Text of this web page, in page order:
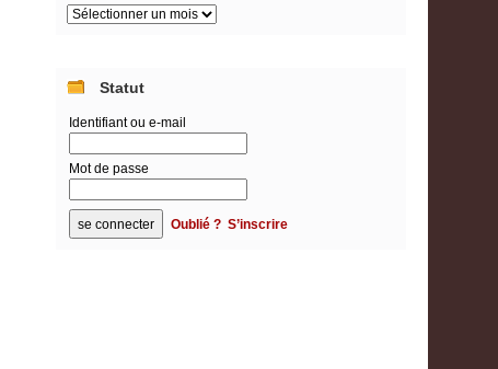
Archives
Statut
Identifiant ou e-mail
Mot de passe
Oublié ? S’inscrire